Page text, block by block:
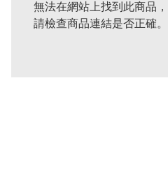
無法在網站上找到此商品
請檢查商品連結是否正確。